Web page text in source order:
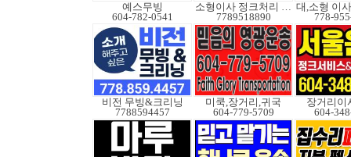
예스무빙
604-782-0541
소형이사 정크처리 무빙
7789518890
778-
비전 무빙&크리닝
7788594457
미쿡,장거리,귀국
604-779-5709
장거리이
604-